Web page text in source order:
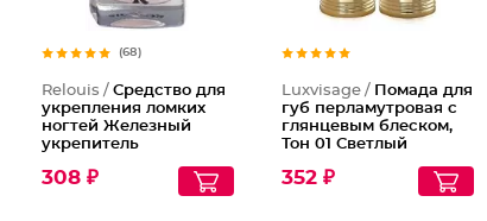
(68)
Relouis / Средство для
укрепления ломких
ногтей Железный
укрепитель
308 ₽
Luxvisage / Помада для
губ перламутровая с
глянцевым блеском,
Тон 01 Светлый
жемчужным
352 ₽